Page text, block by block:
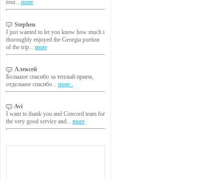
tour... more
Stephen
I just wanted to let you know how much i
thoroughly enjoyed the Georgia portion
of the trip... more
Алексей
Большое спасибо за теплый прием,
отдельное спасибо... more..
Avi
I want to thank you and Concord team for
the very good service and... more